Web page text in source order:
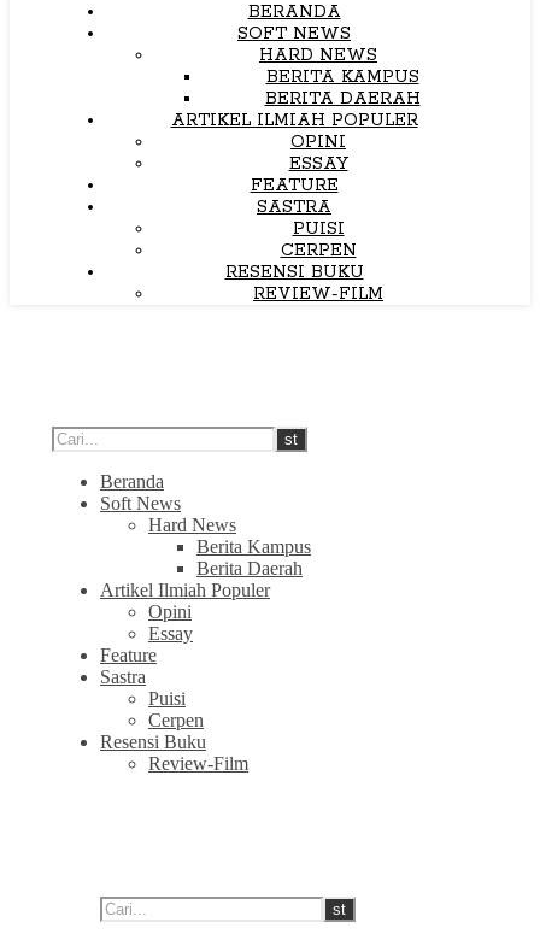
BERANDA
SOFT NEWS
HARD NEWS
BERITA KAMPUS
BERITA DAERAH
ARTIKEL ILMIAH POPULER
OPINI
ESSAY
FEATURE
SASTRA
PUISI
CERPEN
RESENSI BUKU
REVIEW-FILM
Beranda
Soft News
Hard News
Berita Kampus
Berita Daerah
Artikel Ilmiah Populer
Opini
Essay
Feature
Sastra
Puisi
Cerpen
Resensi Buku
Review-Film